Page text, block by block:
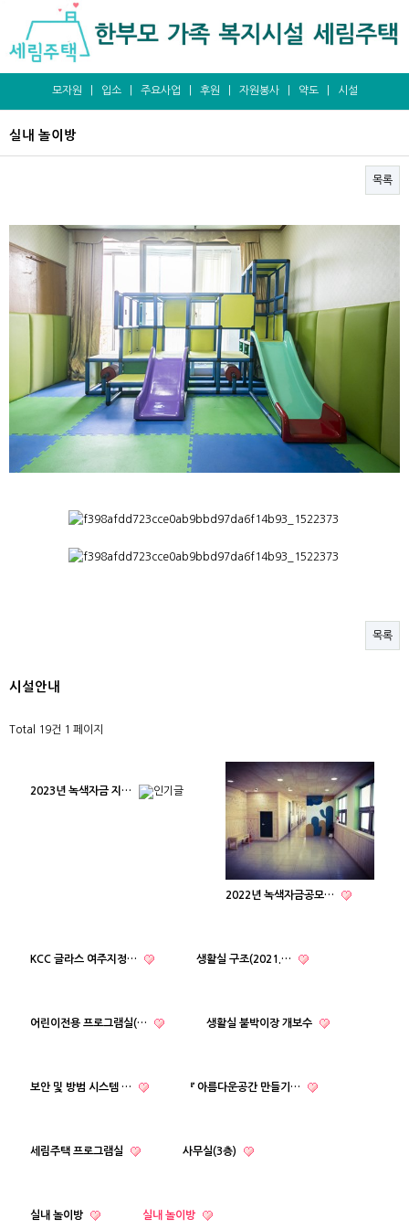
모자원 입소| 주요사업 후원 자원봉사| 약도| 시설
실내 놀이방
목록
목록
시설안내
Total 19건 1 페이지
2023년 녹색자금 지…
2022년 녹색자금공모…
KCC 글라스 여주지정… 생활실 구조(2021.…
어린이전용 프로그램실(… 생활실 붙박이장 개보수
보안 및 방범 시스템 … 『 아름다운공간 만들기…
세림주택 프로그램실 사무실(3층)
실내 놀이방 실내 놀이방